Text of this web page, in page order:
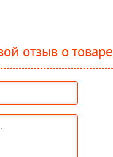
отзыв о товаре